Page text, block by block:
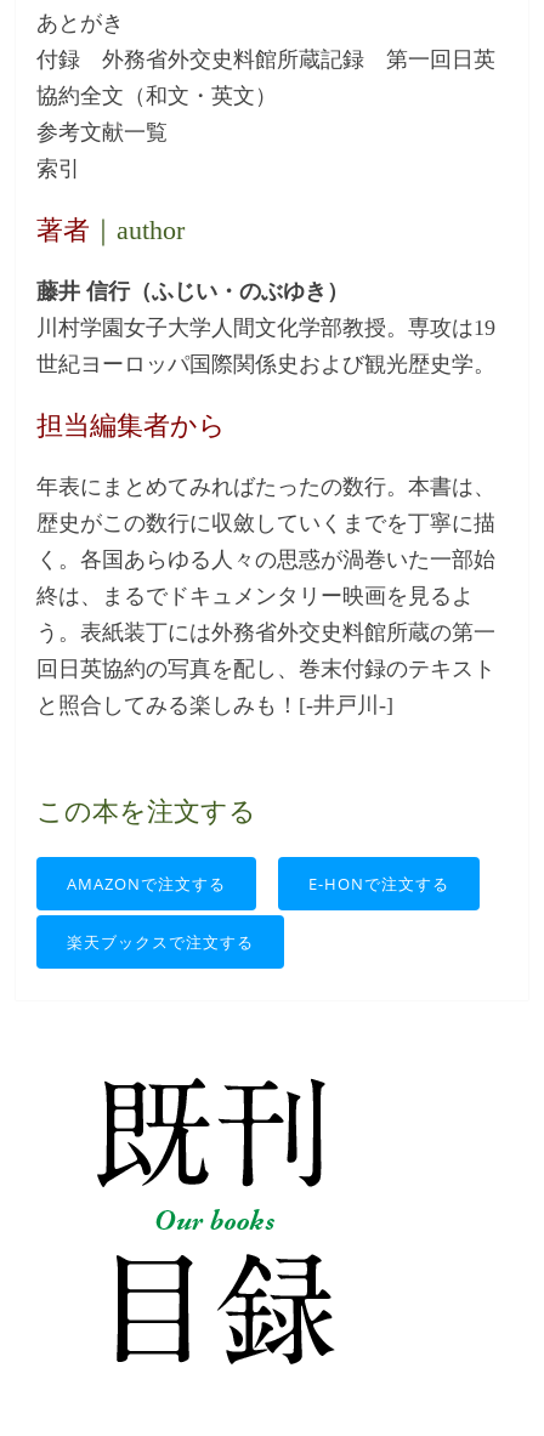
あとがき
付録 外務省外交史料館所蔵記録 第一回日英
協約全文（和文・英文）
参考文献一覧
索引
著者 ｜author
藤井 信行（ふじい・のぶゆき）
川村学園女子大学人間文化学部教授。専攻は19
世紀ヨーロッパ国際関係史および観光歴史学。
担当編集者から
年表にまとめてみればたったの数行。本書は、
歴史がこの数行に収斂していくまでを丁寧に描
く。各国あらゆる人々の思惑が渦巻いた一部始
終は、まるでドキュメンタリー映画を見るよ
う。表紙装丁には外務省外交史料館所蔵の第一
回日英協約の写真を配し、巻末付録のテキスト
と照合してみる楽しみも！[-井戸川-]
この本を注文する
AMAZONで注文する E-HONで注文する
楽天ブックスで注文する